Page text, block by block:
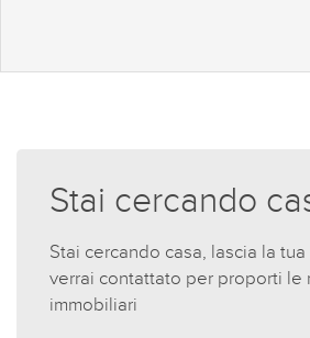
Stai cercando
Stai cercando casa, lascia la
verrai contattato per proporti le
immobiliari